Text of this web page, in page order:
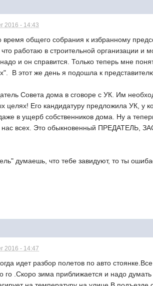
2016 - 14:43
время общего собрания к избранному
работаю в строительной организации и
и он справится. Только теперь мне
В этот же день я подошла к
Совета дома в сговоре с УК. Им
целях! Его кандидатуру предложила УК, у
в ущерб собственников дома. Ну а
нас всех. Это обыкновенный ПРЕДАТЕЛЬ,
думаешь, что тебе завидуют, то ты
2016 - 14:47
идет разбор полетов по авто
го .Скоро зима приближается и надо